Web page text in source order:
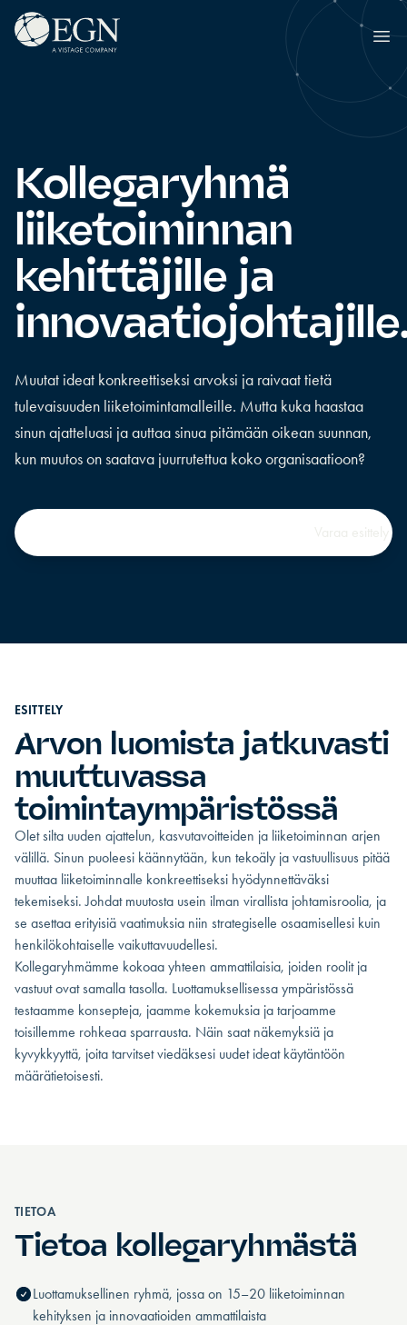
Siirry sisältöön
Executives' Global Network
Kollegaryhmä
liiketoiminnan
kehittäjille ja
Muutat ideat konkreettiseksi arvoksi ja raivaat tietä
tulevaisuuden liiketoimintamalleille. Mutta kuka haastaa
sinun ajatteluasi ja auttaa sinua pitämään oikean suunnan,
kun muutos on saatava juurrutettua koko organisaatioon?
ESITTELY
Arvon luomista jatkuvasti
muuttuvassa
toimintaympäristössä
Olet silta uuden ajattelun, kasvutavoitteiden ja liiketoiminnan arjen
välillä. Sinun puoleesi käännytään, kun tekoäly ja vastuullisuus pitää
muuttaa liiketoiminnalle konkreettiseksi hyödynnettäväksi
tekemiseksi. Johdat muutosta usein ilman virallista johtamisroolia, ja
se asettaa erityisiä vaatimuksia niin strategiselle osaamisellesi kuin
henkilökohtaiselle vaikuttavuudellesi.
Kollegaryhmämme kokoaa yhteen ammattilaisia, joiden roolit ja
vastuut ovat samalla tasolla. Luottamuksellisessa ympäristössä
testaamme konsepteja, jaamme kokemuksia ja tarjoamme
toisillemme rohkeaa sparrausta. Näin saat näkemyksiä ja
kyvykkyyttä, joita tarvitset viedäksesi uudet ideat käytäntöön
määrätietoisesti.
TIETOA
Tietoa kollegaryhmästä
Luottamuksellinen ryhmä, jossa on 15–20 liiketoiminnan
kehityksen ja innovaatioiden ammattilaista